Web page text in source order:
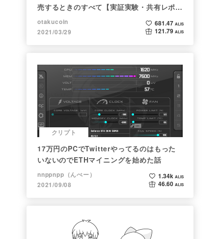
売するときのすべて【実証実験・共有レポー
ト】
otakucoin
2021/03/29
681.47 ALIS
121.79 ALIS
クリプト
17万円のPCでTwitterやってるのはもった
いないのでETHマイニングを始めた話
nnppnpp（んぺー）
2021/09/08
1.34k ALIS
46.60 ALIS